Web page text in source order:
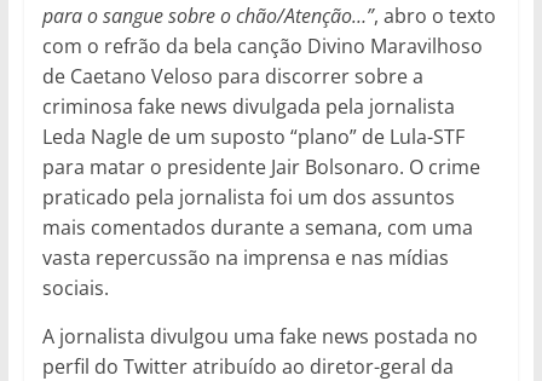
para o sangue sobre o chão/Atenção…”, abro o texto
com o refrão da bela canção Divino Maravilhoso
de Caetano Veloso para discorrer sobre a
criminosa fake news divulgada pela jornalista
Leda Nagle de um suposto “plano” de Lula-STF
para matar o presidente Jair Bolsonaro. O crime
praticado pela jornalista foi um dos assuntos
mais comentados durante a semana, com uma
vasta repercussão na imprensa e nas mídias
sociais.
A jornalista divulgou uma fake news postada no
perfil do Twitter atribuído ao diretor-geral da